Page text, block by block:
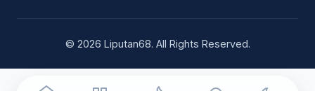
© 2026 Liputan68. All Rights Reserved.